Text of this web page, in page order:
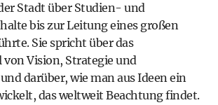
Stadt über Studien- und
bis zur Leitung eines großen
Sie spricht über das
von Vision, Strategie und
darüber, wie man aus Ideen ein
das weltweit Beachtung findet.